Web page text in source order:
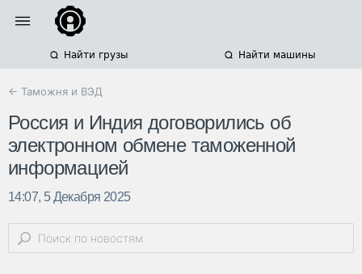
Найти грузы Найти машины
← Таможня и ВЭД
Россия и Индия договорились об
электронном обмене таможенной
информацией
14:07, 5 Декабря 2025